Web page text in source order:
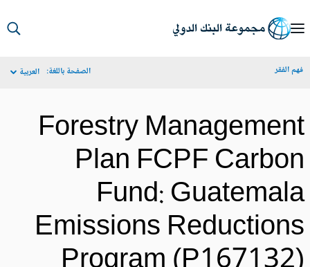
الفقر الصفحة باللغة: العربية
Forestry
Plan FCPF
Fund:
Emissions